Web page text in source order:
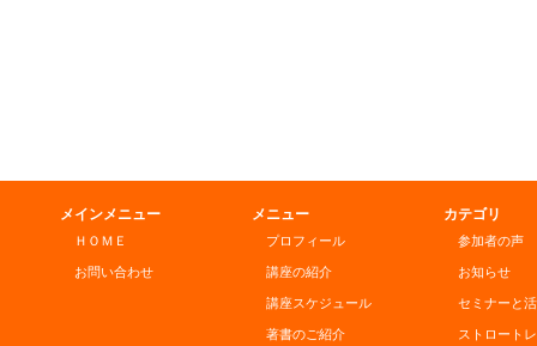
メインメニュー
ＨＯＭＥ
お問い合わせ
メニュー
プロフィール
講座の紹介
講座スケジュール
著書のご紹介
カテゴリ
参加者の声
お知らせ
セミナーと
ストロート